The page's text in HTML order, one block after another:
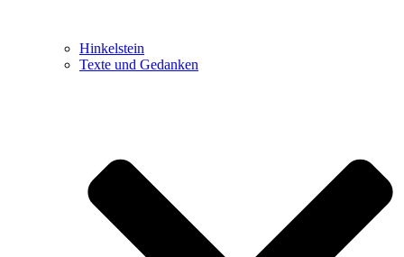
Hinkelstein
Texte und Gedanken